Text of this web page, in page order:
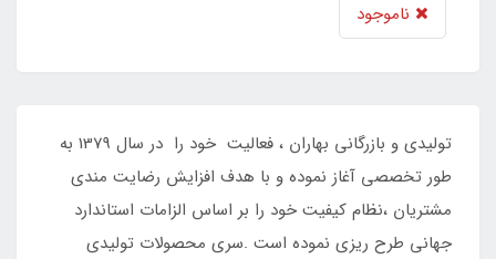
ناموجود
تولیدی و بازرگانی بهاران ، فعالیت خود را در سال 1379 به
طور تخصصی آغاز نموده و با هدف افزایش رضایت مندی
مشتریان ،نظام کیفیت خود را بر اساس الزامات استاندارد
جهانی طرح ریزی نموده است .سری محصولات تولیدی